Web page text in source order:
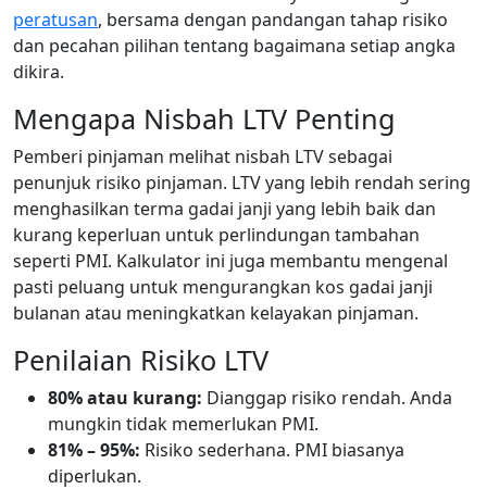
peratusan, bersama dengan pandangan tahap risiko
dan pecahan pilihan tentang bagaimana setiap angka
dikira.
Mengapa Nisbah LTV Penting
Pemberi pinjaman melihat nisbah LTV sebagai
penunjuk risiko pinjaman. LTV yang lebih rendah sering
menghasilkan terma gadai janji yang lebih baik dan
kurang keperluan untuk perlindungan tambahan
seperti PMI. Kalkulator ini juga membantu mengenal
pasti peluang untuk mengurangkan kos gadai janji
bulanan atau meningkatkan kelayakan pinjaman.
Penilaian Risiko LTV
80% atau kurang: Dianggap risiko rendah. Anda
mungkin tidak memerlukan PMI.
81% – 95%: Risiko sederhana. PMI biasanya
diperlukan.